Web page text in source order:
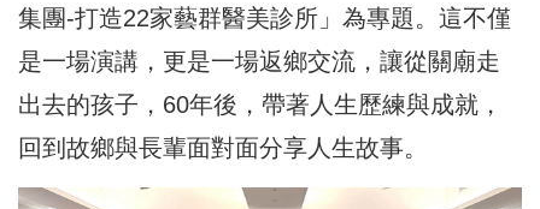
集團-打造22家藝群醫美診所」為專題。這不僅
是一場演講，更是一場返鄉交流，讓從關廟走
出去的孩子，60年後，帶著人生歷練與成就，
回到故鄉與長輩面對面分享人生故事。